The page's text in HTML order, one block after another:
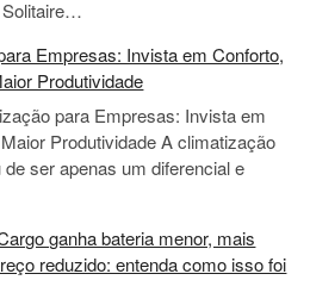
Solitaire…
Empresas: Invista em Conforto,
Produtividade
para Empresas: Invista em
Produtividade A climatização
ser apenas um diferencial e
ganha bateria menor, mais
reduzido: entenda como isso foi